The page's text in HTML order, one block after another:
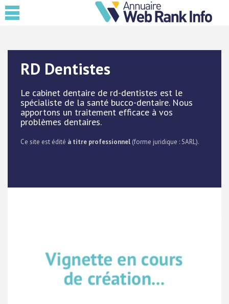
RD Dentistes
Le cabinet dentaire de rd-dentistes est le
spécialiste de la santé bucco-dentaire. Nous
apportons un traitement efficace à vos
problèmes dentaires.
Ce site est édité à titre professionnel (forme juridique : SARL).